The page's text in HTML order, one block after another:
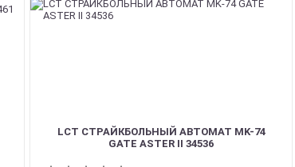
LCT СТРАЙКБОЛЬНЫЙ АВТОМАТ MK-74
GATE ASTER II 34536